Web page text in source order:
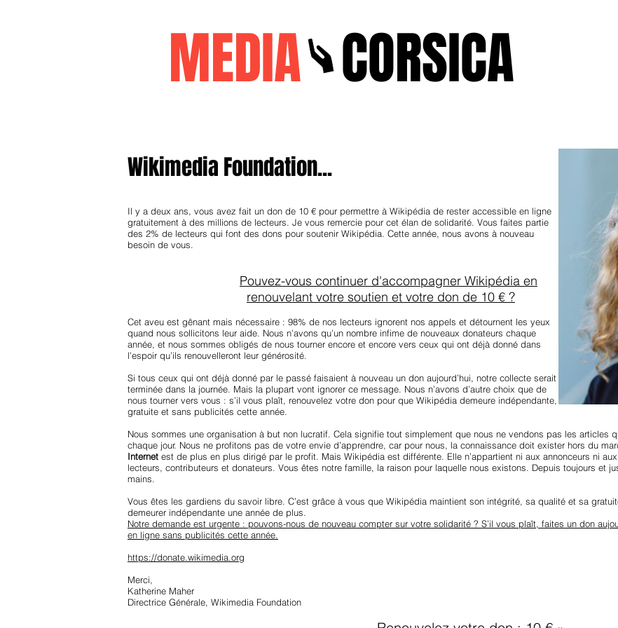
MEDIACORSICA
Wikimedia Foundation...
Il y a deux ans, vous avez fait un don de 10 € pour permettre à Wikipédia de rester accessible en ligne
gratuitement à des millions de lecteurs. Je vous remercie pour cet élan de solidarité. Vous faites partie
des 2% de lecteurs qui font des dons pour soutenir Wikipédia. Cette année, nous avons à nouveau
besoin de vous.
Pouvez-vous continuer d'accompagner Wikipédia en
renouvelant votre soutien et votre don de 10 € ?
Cet aveu est gênant mais nécessaire : 98% de nos lecteurs ignorent nos appels et détournent les yeux
quand nous sollicitons leur aide. Nous n’avons qu’un nombre infime de nouveaux donateurs chaque
année, et nous sommes obligés de nous tourner encore et encore vers ceux qui ont déjà donné dans
l’espoir qu’ils renouvelleront leur générosité.
Si tous ceux qui ont déjà donné par le passé faisaient à nouveau un don aujourd’hui, notre collecte serait
terminée dans la journée. Mais la plupart vont ignorer ce message. Nous n’avons d’autre choix que de
nous tourner vers vous : s’il vous plaît, renouvelez votre don pour que Wikipédia demeure indépendante,
gratuite et sans publicités cette année.
Nous sommes une organisation à but non lucratif. Cela signifie tout simplement que nous ne vendons pas les articles
chaque jour. Nous ne profitons pas de votre envie d’apprendre, car pour nous, la connaissance doit exister hors du
Internet est de plus en plus dirigé par le profit. Mais Wikipédia est différente. Elle n’appartient ni aux annonceurs ni
lecteurs, contributeurs et donateurs. Vous êtes notre famille, la raison pour laquelle nous existons. Depuis toujours et
mains.
Vous êtes les gardiens du savoir libre. C’est grâce à vous que Wikipédia maintient son intégrité, sa qualité et sa
demeurer indépendante une année de plus.
Notre demande est urgente : pouvons-nous de nouveau compter sur votre solidarité ? S’il vous plaît, faites un don
en ligne sans publicités cette année.
https://donate.wikimedia.org
Merci,
Katherine Maher
Directrice Générale, Wikimedia Foundation